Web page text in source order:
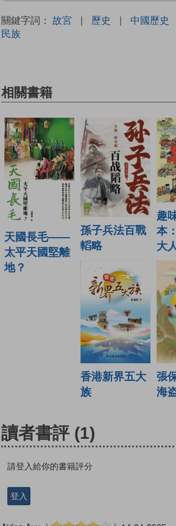
關鍵字詞： 故宮 | 歷史 | 中國歷史
民族
相關書籍
天國長毛——
太平天國堅離
地？
孫子兵法百戰
轁略
趣
本
大
香港新界五大
族
張
海
讀者書評 (1)
請登入給你的書籍評分
登入